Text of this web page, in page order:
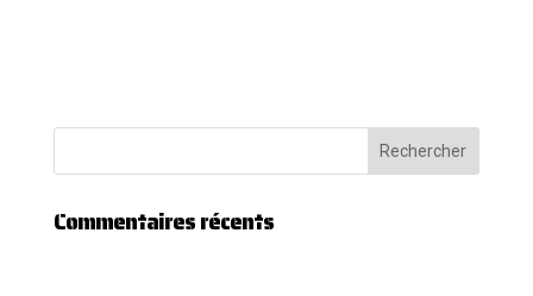
Commentaires récents